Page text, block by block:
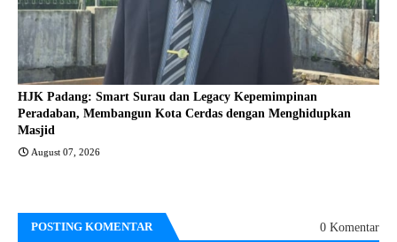
HJK Padang: Smart Surau dan Legacy Kepemimpinan
Peradaban, Membangun Kota Cerdas dengan Menghidupkan
Masjid
August 07, 2026
POSTING KOMENTAR 0 Komentar